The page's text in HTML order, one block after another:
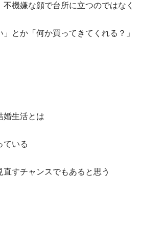
機嫌な顔で台所に立つのではなく
」とか「何か買ってきてくれる？」
婚生活とは
ている
直すチャンスでもあると思う